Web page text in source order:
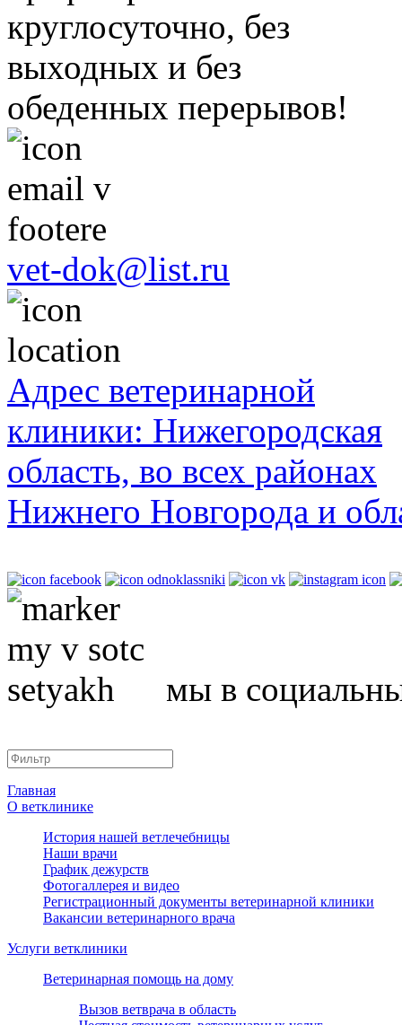
круглосуточно, без
выходных и без
обеденных перерывов!
vet-dok@list.ru
Адрес ветеринарной
клиники: Нижегородская
область, во всех районах
Нижнего Новгорода и
мы в
Главная
О ветклинике
История нашей ветлечебницы
Наши врачи
График дежурств
Фотогаллерея и видео
Регистрационный документы ветеринарной клиники
Вакансии ветеринарного врача
Услуги ветклиники
Ветеринарная помощь на дому
Вызов ветврача в область